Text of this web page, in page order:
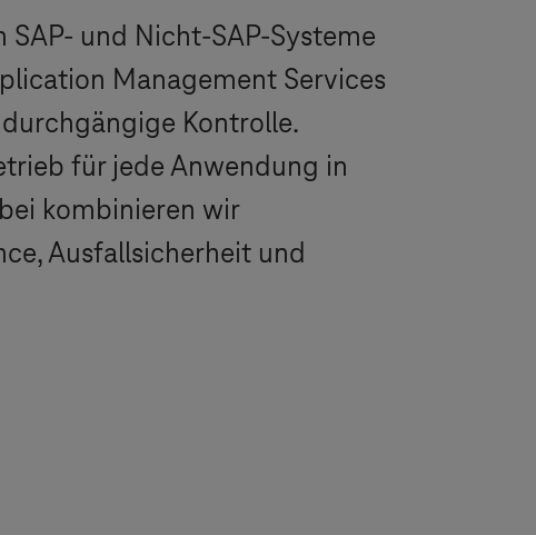
und Nicht-SAP-Systeme
Management Services
Kontrolle.
für jede Anwendung in
kombinieren wir
Ausfallsicherheit und